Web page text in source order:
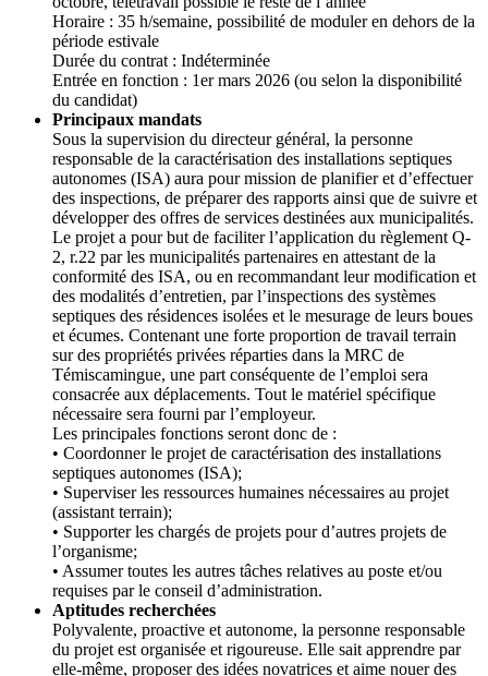
Horaire : 35 h/semaine, possibilité de moduler en dehors de la
période estivale
Durée du contrat : Indéterminée
Entrée en fonction : 1er mars 2026 (ou selon la disponibilité
du candidat)
Principaux mandats
Sous la supervision du directeur général, la personne
responsable de la caractérisation des installations septiques
autonomes (ISA) aura pour mission de planifier et d’effectuer
des inspections, de préparer des rapports ainsi que de suivre et
développer des offres de services destinées aux municipalités.
Le projet a pour but de faciliter l’application du règlement Q-
2, r.22 par les municipalités partenaires en attestant de la
conformité des ISA, ou en recommandant leur modification et
des modalités d’entretien, par l’inspections des systèmes
septiques des résidences isolées et le mesurage de leurs boues
et écumes. Contenant une forte proportion de travail terrain
sur des propriétés privées réparties dans la MRC de
Témiscamingue, une part conséquente de l’emploi sera
consacrée aux déplacements. Tout le matériel spécifique
nécessaire sera fourni par l’employeur.
Les principales fonctions seront donc de :
• Coordonner le projet de caractérisation des installations
septiques autonomes (ISA);
• Superviser les ressources humaines nécessaires au projet
(assistant terrain);
• Supporter les chargés de projets pour d’autres projets de
l’organisme;
• Assumer toutes les autres tâches relatives au poste et/ou
requises par le conseil d’administration.
Aptitudes recherchées
Polyvalente, proactive et autonome, la personne responsable
du projet est organisée et rigoureuse. Elle sait apprendre par
elle-même, proposer des idées novatrices et aime nouer des